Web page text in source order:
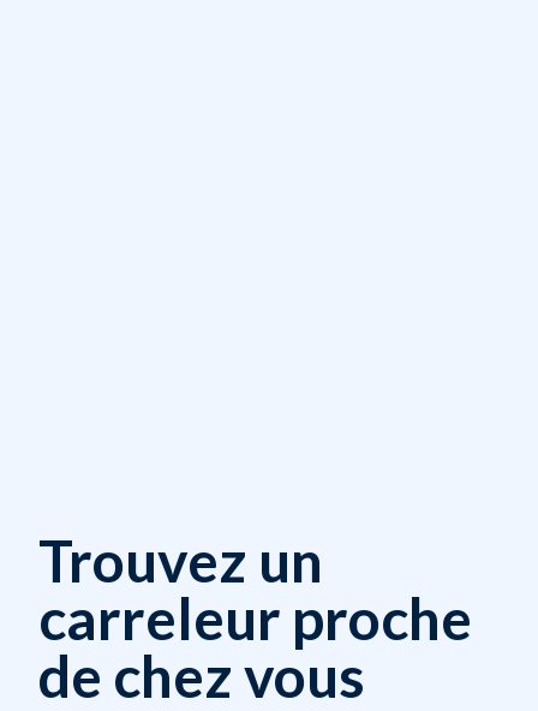
Trouvez un
carreleur proche
de chez vous